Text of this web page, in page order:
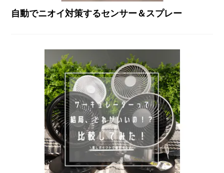
自動でニオイ対策するセンサー＆スプレー